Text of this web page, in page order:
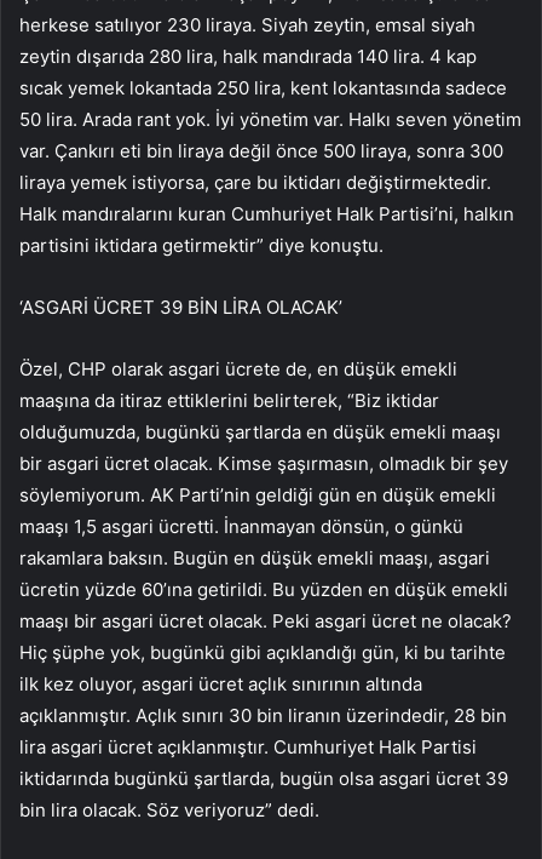
herkese satılıyor 230 liraya. Siyah zeytin, emsal siyah
zeytin dışarıda 280 lira, halk mandırada 140 lira. 4 kap
sıcak yemek lokantada 250 lira, kent lokantasında sadece
50 lira. Arada rant yok. İyi yönetim var. Halkı seven yönetim
var. Çankırı eti bin liraya değil önce 500 liraya, sonra 300
liraya yemek istiyorsa, çare bu iktidarı değiştirmektedir.
Halk mandıralarını kuran Cumhuriyet Halk Partisi’ni, halkın
partisini iktidara getirmektir” diye konuştu.
‘ASGARİ ÜCRET 39 BİN LİRA OLACAK’
Özel, CHP olarak asgari ücrete de, en düşük emekli
maaşına da itiraz ettiklerini belirterek, “Biz iktidar
olduğumuzda, bugünkü şartlarda en düşük emekli maaşı
bir asgari ücret olacak. Kimse şaşırmasın, olmadık bir şey
söylemiyorum. AK Parti’nin geldiği gün en düşük emekli
maaşı 1,5 asgari ücretti. İnanmayan dönsün, o günkü
rakamlara baksın. Bugün en düşük emekli maaşı, asgari
ücretin yüzde 60’ına getirildi. Bu yüzden en düşük emekli
maaşı bir asgari ücret olacak. Peki asgari ücret ne olacak?
Hiç şüphe yok, bugünkü gibi açıklandığı gün, ki bu tarihte
ilk kez oluyor, asgari ücret açlık sınırının altında
açıklanmıştır. Açlık sınırı 30 bin liranın üzerindedir, 28 bin
lira asgari ücret açıklanmıştır. Cumhuriyet Halk Partisi
iktidarında bugünkü şartlarda, bugün olsa asgari ücret 39
bin lira olacak. Söz veriyoruz” dedi.